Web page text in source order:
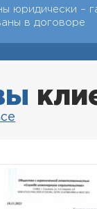
юридически –
в договоре